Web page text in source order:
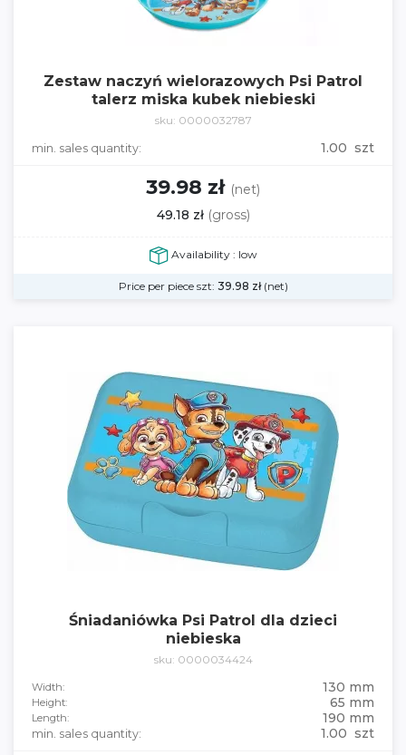
Zestaw naczyń wielorazowych Psi Patrol
talerz miska kubek niebieski
sku: 0000032787
min. sales quantity: 1.00 szt
39.98 zł (net)
49.18 zł (gross)
Availability : low
Price per piece szt: 39.98 zł(net)
Śniadaniówka Psi Patrol dla dzieci
niebieska
sku: 0000034424
Width: 130 mm
Height: 65 mm
Length: 190 mm
min. sales quantity: 1.00 szt